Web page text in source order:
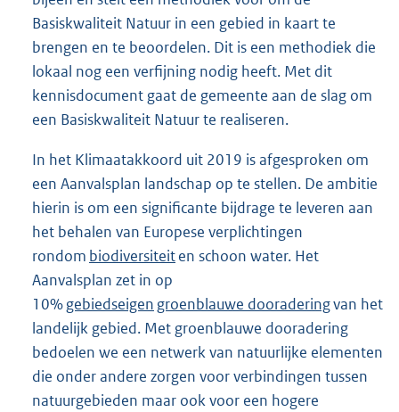
Basiskwaliteit Natuur in een gebied in kaart te
brengen en te beoordelen. Dit is een methodiek die
lokaal nog een verﬁjning nodig heeft. Met dit
kennisdocument gaat de gemeente aan de slag om
een Basiskwaliteit Natuur te realiseren.
In het Klimaatakkoord uit 2019 is afgesproken om
een Aanvalsplan landschap op te stellen. De ambitie
hierin is om een signiﬁcante bijdrage te leveren aan
het behalen van Europese verplichtingen
rondom biodiversiteiten schoon water. Het
Aanvalsplan zet in op
10%gebiedseigen groenblauwe dooraderingvan het
landelijk gebied. Met groenblauwe dooradering
bedoelen we een netwerk van natuurlijke elementen
die onder andere zorgen voor verbindingen tussen
natuurgebieden maar ook voor een hogere